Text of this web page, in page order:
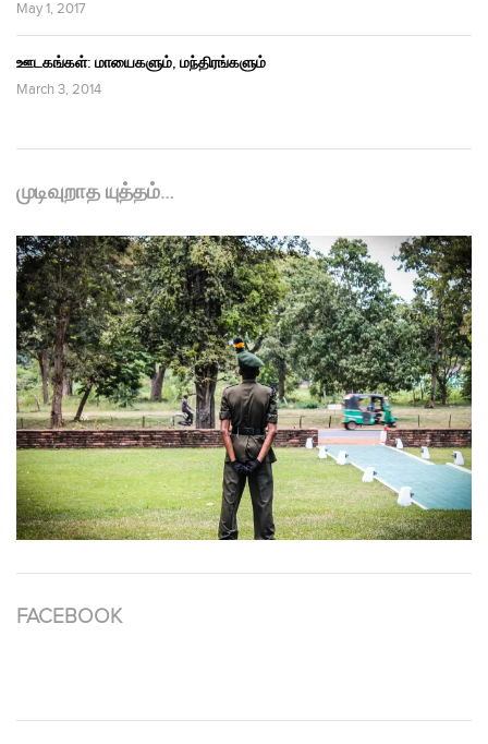
May 1, 2017
ஊடகங்கள்: மாயைகளும், மந்திரங்களும்
March 3, 2014
முடிவுறாத யுத்தம்…
FACEBOOK